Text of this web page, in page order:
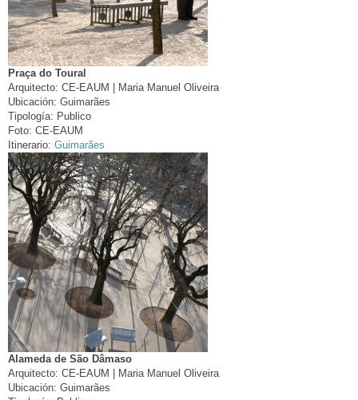
Praça do Toural
Arquitecto: CE-EAUM | Maria Manuel Oliveira
Ubicación: Guimarães
Tipología: Publico
Foto: CE-EAUM
Itinerario: Guimarães
Alameda de São Dâmaso
Arquitecto: CE-EAUM | Maria Manuel Oliveira
Ubicación: Guimarães